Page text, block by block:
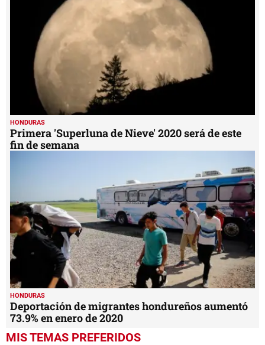
HONDURAS
Primera 'Superluna de Nieve' 2020 será de este
fin de semana
HONDURAS
Deportación de migrantes hondureños aumentó
73.9% en enero de 2020
MIS TEMAS PREFERIDOS